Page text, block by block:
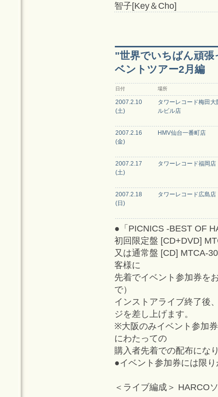
智子[Key＆Cho]
"世界でいちばん頑
ベントツアー2月編
日付 場所
2007.2.10
(土)
タワーレコード梅田大
ルビル店
2007.2.16
(金)
HMV仙台一番町店
2007.2.17
(土)
タワーレコード福岡店
2007.2.18
(日)
タワーレコード広島店
●「PICNICS -BEST OF
初回限定盤 [CD+DVD]
又は通常盤 [CD] MTCA-
客様に
先着でイベント参加券を
で）
インストアライブ終了後
ジを差し上げます。
※大阪のみイベント参加
にわたっての
購入者先着での配布にな
●イベント参加券には限
＜ライブ編成＞ HARCO